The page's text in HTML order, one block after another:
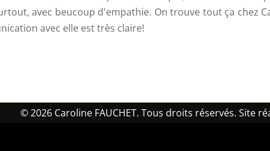
avec beucoup d'empathie. On trouve tout ça chez
avec elle est très claire!
© 2026 Caroline FAUCHET. Tous droits réservés. Site